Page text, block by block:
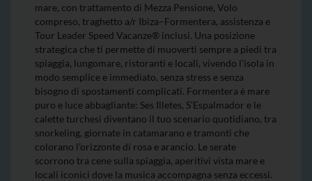
mare, con trattamento di Mezza Pensione, Volo
compreso, traghetto a/r Ibiza–Formentera, assistenza e
Tour Leader Speed Vacanze® inclusi. Una posizione
strategica che ti permette di muoverti sempre a piedi tra
spiaggia, lungomare, ristoranti e locali, vivendo l’isola in
modo semplice e immediato, senza stress e senza
bisogno di spostamenti complicati. Formentera è mare
puro e luce abbagliante: Ses Illetes, S’Espalmador e le
calette turchesi diventano il tuo scenario quotidiano, tra
snorkeling, giornate in catamarano e tramonti che
colorano l’orizzonte di rosa e arancio. Le serate
scorrono tra cene sulla spiaggia, aperitivi vista mare e
locali iconici dove la musica accompagna senza eccessi.